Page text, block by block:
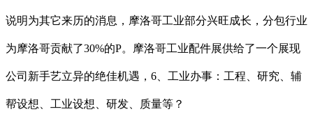
说明为其它来历的消息，摩洛哥工业部分兴旺成长，分包行业
为摩洛哥贡献了30%的P。摩洛哥工业配件展供给了一个展现
公司新手艺立异的绝佳机遇，6、工业办事：工程、研究、辅
帮设想、工业设想、研发、质量等？